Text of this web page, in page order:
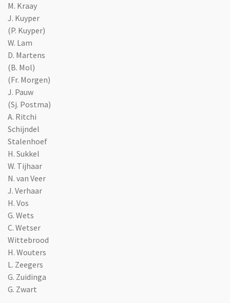
M. Kraay
J. Kuyper
(P. Kuyper)
W. Lam
D. Martens
(B. Mol)
(Fr. Morgen)
J. Pauw
(Sj. Postma)
A. Ritchi
Schijndel
Stalenhoef
H. Sukkel
W. Tijhaar
N. van Veer
J. Verhaar
H. Vos
G. Wets
C. Wetser
Wittebrood
H. Wouters
L. Zeegers
G. Zuidinga
G. Zwart